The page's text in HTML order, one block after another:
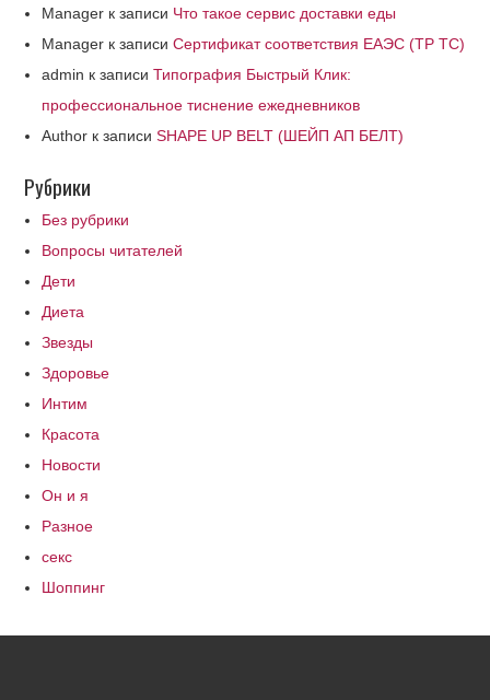
Manager к записи Что такое сервис доставки еды
Manager к записиСертификат соответствия ЕАЭС (ТР ТС)
admin к записиТипография Быстрый Клик:
профессиональное тиснение ежедневников
Author к записиSHAPE UP BELT (ШЕЙП АП БЕЛТ)
Рубрики
Без рубрики
Вопросы читателей
Дети
Диета
Звезды
Здоровье
Интим
Красота
Новости
Он и я
Разное
секс
Шоппинг